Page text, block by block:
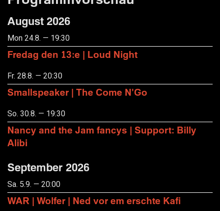
August 2026
Mon 24.8. — 19:30
Fredag den 13:e | Loud Night
Fr. 28.8. — 20:30
Smallspeaker | The Come N'Go
So. 30.8. — 19:30
Nancy and the Jam fancys | Support: Billy
Alibi
September 2026
Sa. 5.9. — 20:00
WAR | Wolfer | Ned vor em erschte Kafi